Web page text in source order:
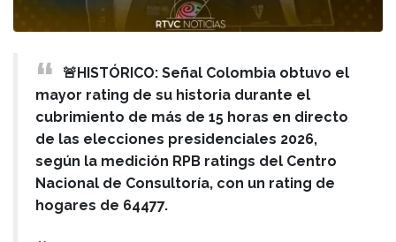
🚨HISTÓRICO: Señal Colombia obtuvo el
mayor rating de su historia durante el
cubrimiento de más de 15 horas en directo
de las elecciones presidenciales 2026,
según la medición RPB ratings del Centro
Nacional de Consultoría, con un rating de
hogares de 64477.